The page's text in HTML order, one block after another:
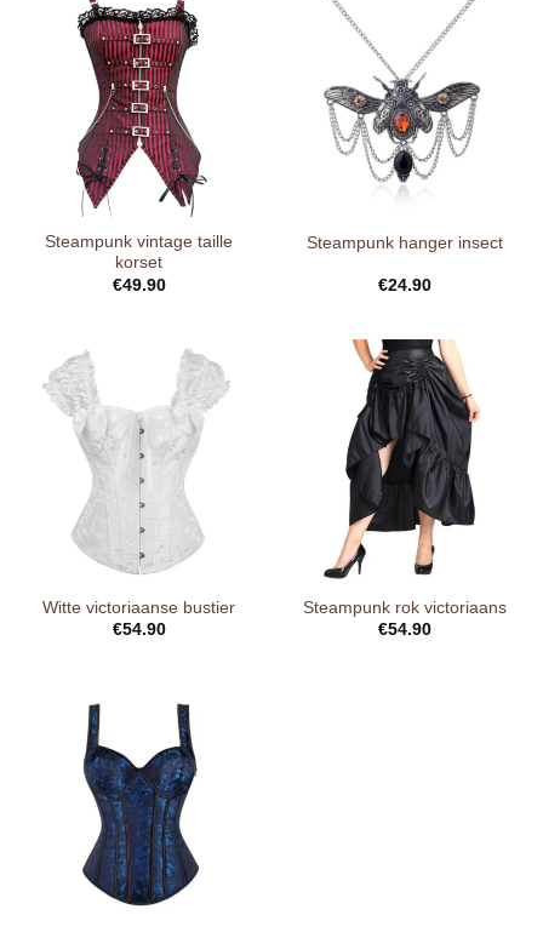
Steampunk vintage taille
korset
€49.90
Steampunk hanger insect
€24.90
Witte victoriaanse bustier
€54.90
Steampunk rok victoriaans
€54.90